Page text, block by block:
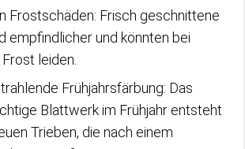
Frostschäden: Frisch geschnittene
empfindlicher und könnten bei
leiden.
Frühjahrsfärbung: Das
Blattwerk im Frühjahr entsteht
Trieben, die nach einem